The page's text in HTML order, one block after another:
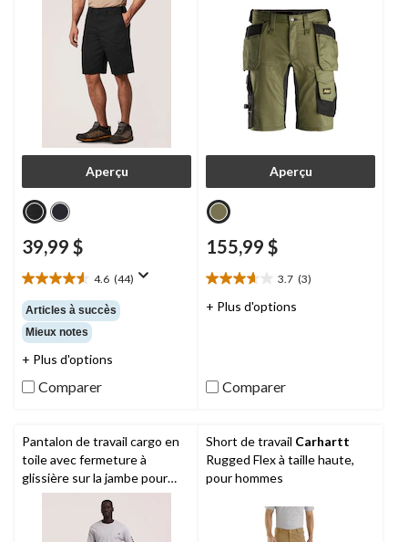
Aperçu
39,99 $
4.6 (44)
4.6
étoile(s)
sur
5.
44
Articles à succès
Mieux notes
+ Plus d'options
Comparer
Aperçu
155,99 $
3.7 (3)
3.7
étoile(s)
+ Plus d'options
Comparer
Pantalon de travail cargo en
toile avec fermeture à
glissière sur la jambe pour
hommes,Dakota Workpro
Short de travail Carhartt
Rugged Flex à taille haute,
pour hommes